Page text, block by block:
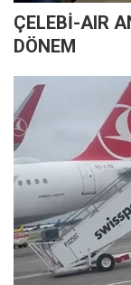
ÇELEBİ-AIR
DÖNEM